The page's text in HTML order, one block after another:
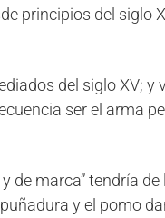
principios del siglo
del siglo XV; y
ser el arma
de marca” tendría
y el pomo